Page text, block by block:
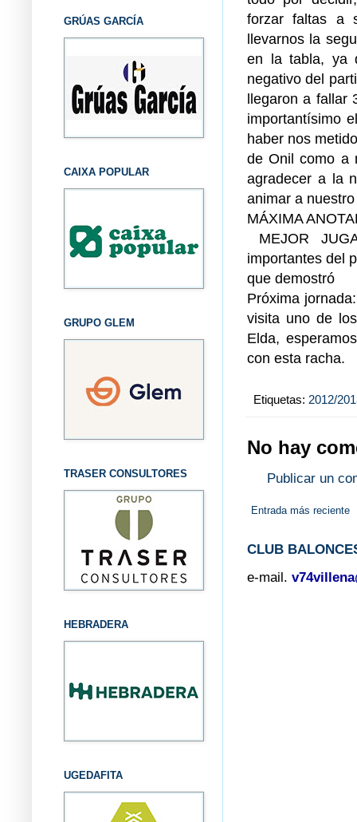
forzar faltas a
llevarnos la
en la tabla, ya
negativo del
llegaron a fallar
importantísimo
haber nos
de Onil como a
agradecer a la
animar a
MÁXIMA
MEJOR
importantes del
que demostró
Próxima
visita uno de
Elda,
con esta racha.
Etiquetas: 2012/
No hay
Publicar un
Entrada más reciente
CLUB
e-mail.
GRÚAS GARCÍA
CAIXA POPULAR
GRUPO GLEM
TRASER CONSULTORES
HEBRADERA
UGEDAFITA